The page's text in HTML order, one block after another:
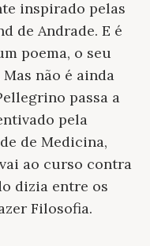
inspirado pelas
de Andrade. E é
poema, o seu
Mas não é ainda
passa a
pela
de Medicina,
ao curso contra
dizia entre os
Filosofia.